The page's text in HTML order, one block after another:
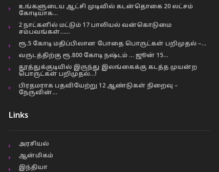
உங்களுடைய ஆட்சி முடிவில் கடன்தொகை 20 லட்சம்
கோடியாக…
2 நாட்களில் மட்டும் 17 பாலியல் வன்கொடுமை
சம்பவங்கள்……
ரூ.5 கோடி மதிப்பிலான போதை பொருட்கள் பறிமுதல் –…
வருடத்திற்கு ரூ.800 கோடி நஷ்டம் … ஜூன் 15…
தூத்துக்குடியில் இருந்து இலங்கைக்கு கடத்த முயன்ற
பொருட்கள் பறிமுதல்…!
பிரதமராக பதவியேற்று 12 ஆண்டுகள் நிறைவு –
நேருவின்…
Links
அரசியல்
ஆன்மிகம்
இந்தியா